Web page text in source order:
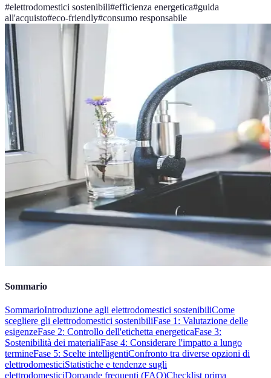
#elettrodomestici sostenibili#efficienza energetica#guida
all'acquisto#eco-friendly#consumo responsabile
Sommario
SommarioIntroduzione agli elettrodomestici sostenibiliCome
scegliere gli elettrodomestici sostenibiliFase 1: Valutazione delle
esigenzeFase 2: Controllo dell'etichetta energeticaFase 3:
Sostenibilità dei materialiFase 4: Considerare l'impatto a lungo
termineFase 5: Scelte intelligentiConfronto tra diverse opzioni di
elettrodomesticiStatistiche e tendenze sugli
elettrodomesticiDomande frequenti (FAQ)Checklist prima